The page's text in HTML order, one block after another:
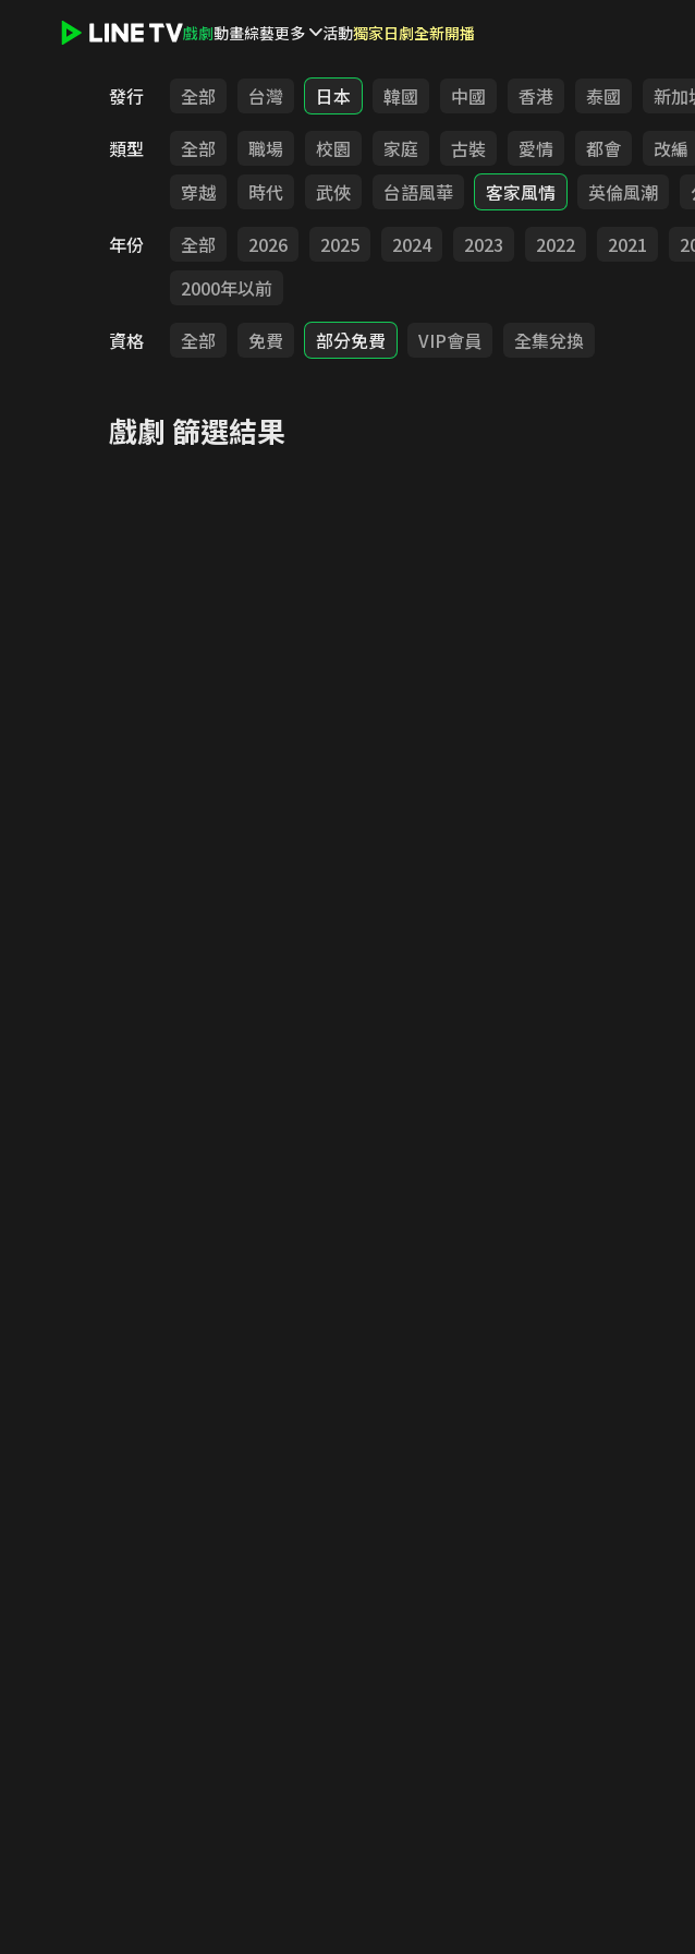
戲劇動畫綜藝更多 活動獨家日劇全新開播
發行 全部 台灣 日本 韓國 中國 香港 泰國 新加
類型
全部 職場 校園 家庭 古裝 愛情 都會 改編
穿越
時代 武俠 台語風華 客家風情 英倫風潮
年份
全部 2026 2025 2024 2023 2022 2021
2000年以前
資格
全部 免費 部分免費 VIP會員 全集兌換
戲劇 篩選結果